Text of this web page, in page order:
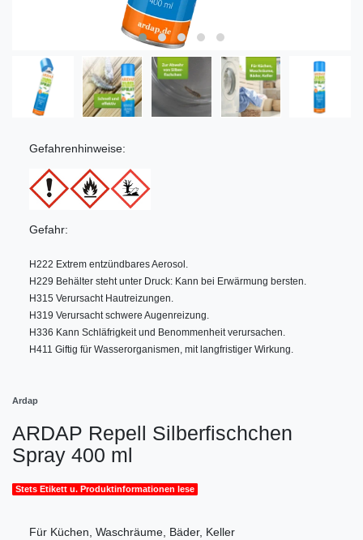
Gefahrenhinweise:
Gefahr:
H222 Extrem entzündbares Aerosol.
H229 Behälter steht unter Druck: Kann bei Erwärmung bersten.
H315 Verursacht Hautreizungen.
H319 Verursacht schwere Augenreizung.
H336 Kann Schläfrigkeit und Benommenheit verursachen.
H411 Giftig für Wasserorganismen, mit langfristiger Wirkung.
Ardap
ARDAP Repell Silberfischchen
Spray 400 ml
Stets Etikett u. Produktinformationen lese
Für Küchen, Waschräume, Bäder, Keller